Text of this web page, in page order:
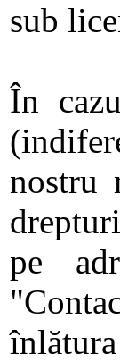
sub
În
nostru
pe